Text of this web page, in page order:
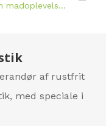
Løft din madoplevelse med IDEALs 2023 innovative bestikdesign i rustfrit stål 4 stk.
af rustfrit
med speciale i